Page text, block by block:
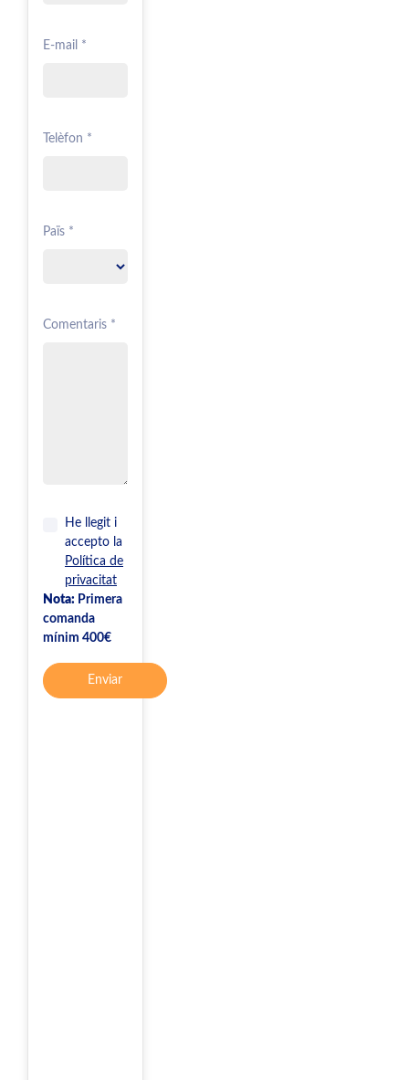
E-mail *
Telèfon *
Païs *
Comentaris *
He llegit i
accepto la
Política de
privacitat
Nota: Primera
comanda
mínim 400€
Enviar